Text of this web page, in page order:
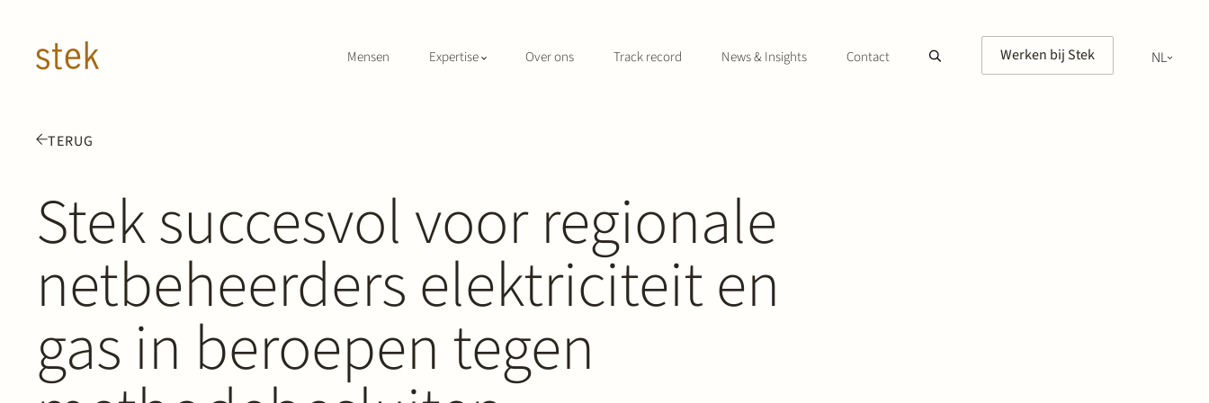
Mensen Expertise Over ons Track record News & Insights Contact Werken bij Stek
NL
TERUG
Stek succesvol voor regionale
netbeheerders elektriciteit en
gas in beroepen tegen